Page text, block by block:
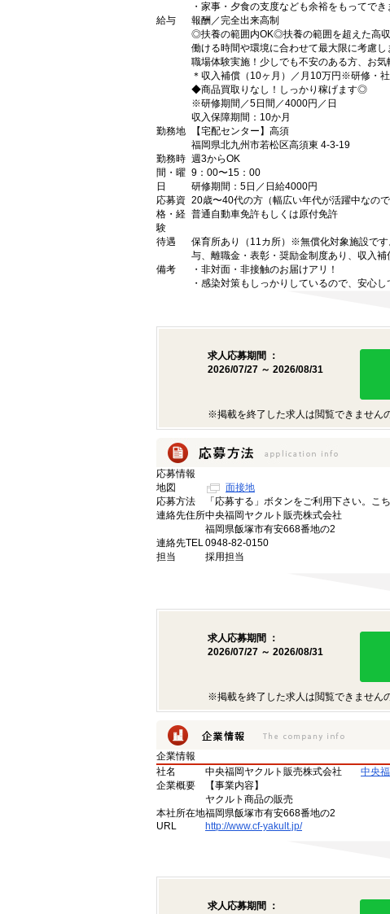
・家事・夕食の支度なども余裕をもってでき
給与
報酬／完全出来高制
◎扶養の範囲内OK◎扶養の範囲を超えた高
働ける時間や環境に合わせて最大限に考慮し
職場体験実施！少しでも不安のある方、お気
＊収入補償（10ヶ月）／月10万円※研修・
◆商品買取りなし！しっかり稼げます◎
※研修期間／5日間／4000円／日
収入保障期間：10か月
勤務地
【宅配センター】高須
福岡県北九州市若松区高須東 4-3-19
勤務時
間・曜
日
週3からOK
9：00〜15：00
研修期間：5日／日給4000円
応募資
格・経
験
20歳〜40代の方（幅広い年代が活躍中なの
普通自動車免許もしくは原付免許
待遇
保育所あり（11カ所）※無償化対象施設で
与、離職金・表彰・奨励金制度あり、収入
備考
・非対面・非接触のお届けアリ！
・感染対策もしっかりしているので、安心し
求人応募期間 ：
2026/07/27 ～ 2026/08/31
※掲載を終了した求人は閲覧できません
応募情報
地図
面接地
応募方法
「応募する」ボタンをご利用下さい。こ
連絡先住所中央福岡ヤクルト販売株式会社
福岡県飯塚市有安668番地の2
連絡先TEL0948-82-0150
担当
採用担当
求人応募期間 ：
2026/07/27 ～ 2026/08/31
※掲載を終了した求人は閲覧できません
企業情報
社名
中央福岡ヤクルト販売株式会社
中央
企業概要
【事業内容】
ヤクルト商品の販売
本社所在地福岡県飯塚市有安668番地の2
URL
http://www.cf-yakult.jp/
求人応募期間 ：